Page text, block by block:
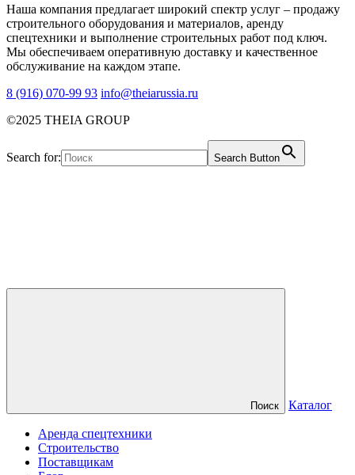
Наша компания предлагает широкий спектр услуг – продажу
строительного оборудования и материалов, аренду
спецтехники и выполнение строительных работ под ключ.
Мы обеспечиваем оперативную доставку и качественное
обслуживание на каждом этапе.
8 (916) 070-99 93 info@theiarussia.ru
©2025 THEIA GROUP
Search for: Search Button
Поиск Каталог
Аренда спецтехники
Строительство
Поставщикам